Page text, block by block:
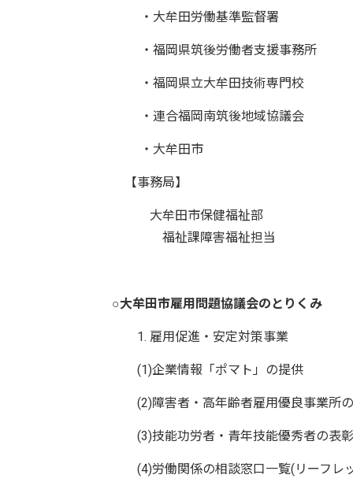
・大牟田労働基準監督署
・福岡県筑後労働者支援事務所
・福岡県立大牟田技術専門校
・連合福岡南筑後地域協議会
・大牟田市
【事務局】
大牟田市保健福祉部
福祉課障害福祉担当
○大牟田市雇用問題協議会のとりくみ
1. 雇用促進・安定対策事業
(1)企業情報「ポマト」の提供
(2)障害者・高年齢者雇用優良事業所
(3)技能功労者・青年技能優秀者の表彰
(4)労働関係の相談窓口一覧(リーフレ